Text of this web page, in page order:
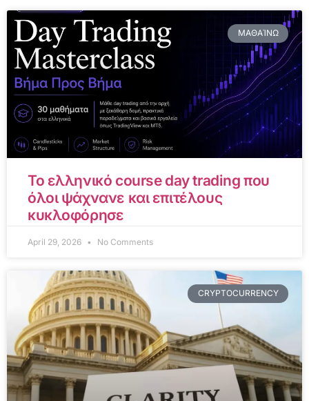
ΜΑΘΑΊΝΩ
Το ελληνικό course day trading που
όλοι ψάχνανε και επιτέλους
κυκλοφόρησε
April 29, 2026 No Comments
CRYPTOCURRENCY